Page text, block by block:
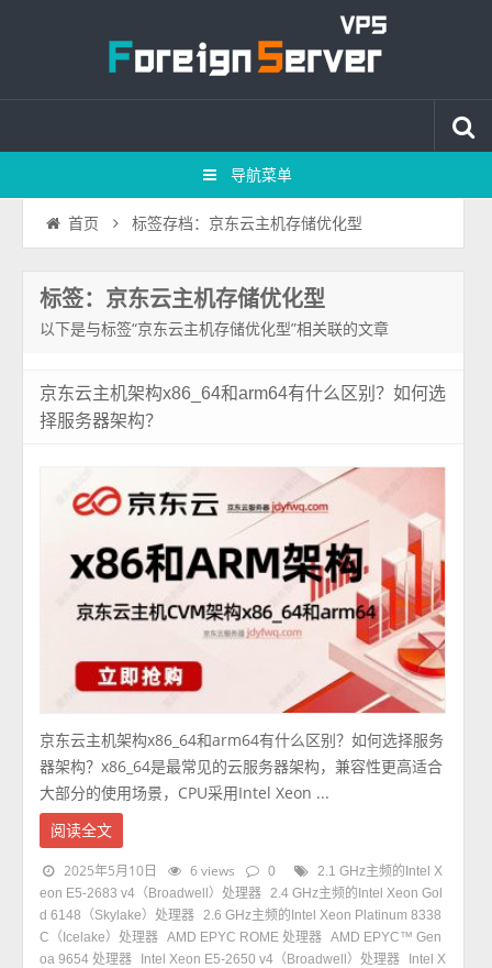
导航菜单
首页 标签存档：京东云主机存储优化型
标签：京东云主机存储优化型
以下是与标签“京东云主机存储优化型”相关联的文章
京东云主机架构x86_64和arm64有什么区别？如何选
择服务器架构？
京东云主机架构x86_64和arm64有什么区别？如何选择服务
器架构？x86_64是最常见的云服务器架构，兼容性更高适合
大部分的使用场景，CPU采用Intel Xeon ...
阅读全文
2025年5月10日 6 views 0
2.1 GHz主频的Intel X
eon E5-2683 v4（Broadwell）处理器
2.4 GHz主频的Intel Xeon Gol
d 6148（Skylake）处理器
2.6 GHz主频的Intel Xeon Platinum 8338
C（Icelake）处理器 AMD EPYC ROME 处理器 AMD EPYC™ Gen
oa 9654 处理器
Intel Xeon E5-2650 v4（Broadwell）处理器
Intel X